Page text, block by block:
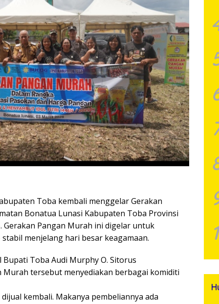
Toba kembali menggelar Gerakan
Bonatua Lunasi Kabupaten Toba Provinsi
Gerakan Pangan Murah ini digelar untuk
menjelang hari besar keagamaan.
Toba Audi Murphy O. Sitorus
Murah tersebut menyediakan berbagai komiditi
kembali. Makanya pembeliannya ada